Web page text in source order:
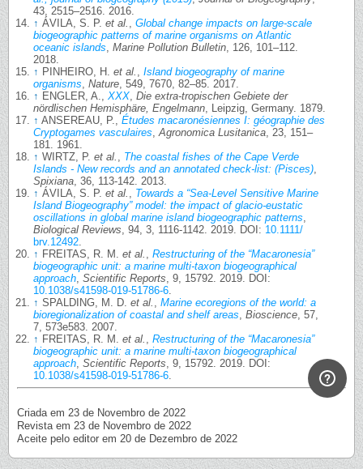
43, 2515–2516. 2016.
↑ ÁVILA, S. P. et al. , Global change impacts on large-scale
biogeographic patterns of marine organisms on Atlantic
oceanic islands, Marine Pollution Bulletin, 126, 101–112.
2018.
↑ PINHEIRO, H. et al. , Island biogeography of marine
organisms, Nature, 549, 7670, 82–85. 2017.
↑ ENGLER, A., XXX, Die extra-tropischen Gebiete der
nördlischen Hemisphäre, Engelmann, Leipzig, Germany. 1879.
↑ ANSEREAU, P., Études macaronésiennes I: géographie des
Cryptogames vasculaires,Agronomica Lusitanica, 23, 151–
181. 1961.
↑ WIRTZ, P. et al. , The coastal fishes of the Cape Verde
Islands - New records and an annotated check-list: (Pisces),
Spixiana, 36, 113-142. 2013.
↑ ÁVILA, S. P. et al. , Towards a “Sea-Level Sensitive Marine
Island Biogeography” model: the impact of glacio-eustatic
oscillations in global marine island biogeographic patterns,
Biological Reviews, 94, 3, 1116-1142. 2019. DOI: 10.1111/
brv.12492.
↑ FREITAS, R. M. et al. , Restructuring of the “Macaronesia”
biogeographic unit: a marine multi-taxon biogeographical
approach, Scientific Reports, 9, 15792. 2019. DOI:
10.1038/s41598-019-51786-6.
↑ SPALDING, M. D. et al. , Marine ecoregions of the world: a
bioregionalization of coastal and shelf areas, Bioscience, 57,
7, 573e583. 2007.
↑ FREITAS, R. M. et al. , Restructuring of the “Macaronesia”
biogeographic unit: a marine multi-taxon biogeographical
approach, Scientific Reports, 9, 15792. 2019. DOI:
10.1038/s41598-019-51786-6.
Criada em 23 de Novembro de 2022
Revista em 23 de Novembro de 2022
Aceite pelo editor em 20 de Dezembro de 2022